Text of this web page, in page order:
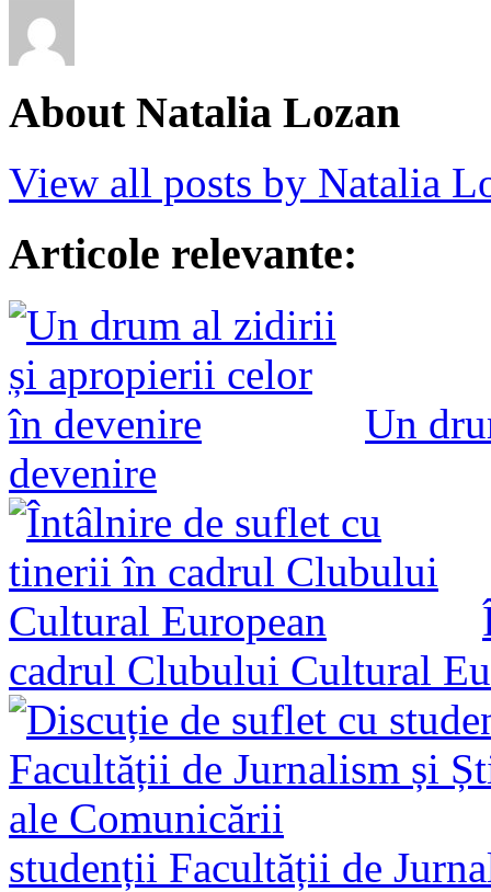
About Natalia Lozan
View all posts by Natalia
Articole relevante:
Un
devenire
cadrul Clubului Cultural
studenții Facultății de